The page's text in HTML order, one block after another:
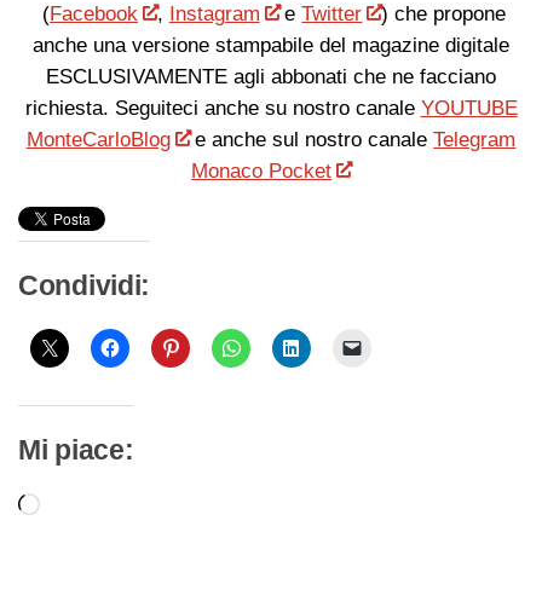
(Facebook , Instagram eTwitter
) che propone
anche una versione stampabile del magazine digitale
ESCLUSIVAMENTE agli abbonati che ne facciano
richiesta. Seguiteci anche su nostro canale YOUTUBE
MonteCarloBlog
e anche sul nostro canaleTelegram
Monaco Pocket
Condividi:
Mi piace:
Caricamento